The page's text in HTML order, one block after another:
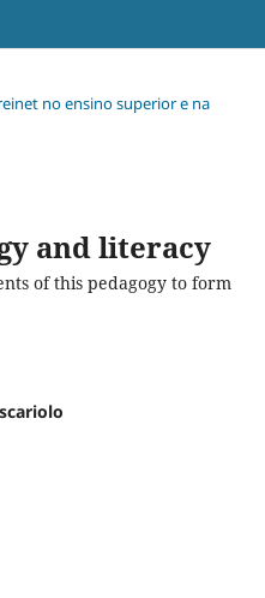
no ensino superior e na
and literacy
of this pedagogy to form